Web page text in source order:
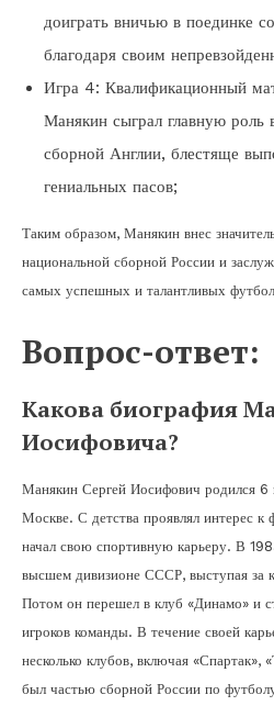
доиграть вничью в поединке
благодаря своим
Игра 4: Квалификационный
Манякин сыграл главную роль
сборной Англии, блестяще
гениальных пасов;
Таким образом, Манякин внес
национальной сборной России и
самых успешных и талантливых
Вопрос-ответ:
Какова биография
Иосифовича?
Манякин Сергей Иосифович родился 6
Москве. С детства проявлял интерес
начал свою спортивную карьеру. В
высшем дивизионе СССР, выступая за
Потом он перешел в клуб «Динамо» и
игроков команды. В течение своей
несколько клубов, включая
был частью сборной России по